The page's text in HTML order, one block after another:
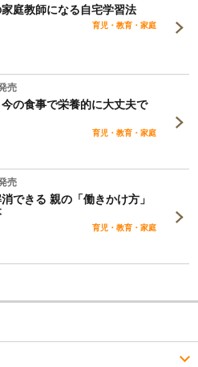
庭教師になる自宅学習法
育児・教育・家庭
売
の食事で栄養的に大丈夫で
育児・教育・家庭
売
できる 親の「働きかけ方」
育児・教育・家庭